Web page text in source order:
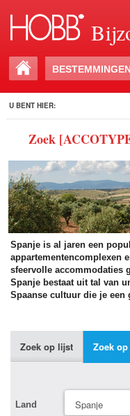
BESTEMMINGEN
U BENT HIER:
Zoek
Spanje is al jaren een
appartementencomplexen
sfeervolle accommodaties
Spanje bestaat uit tal van
Spaanse cultuur die je een
Zoek op lijst Zoek
Land